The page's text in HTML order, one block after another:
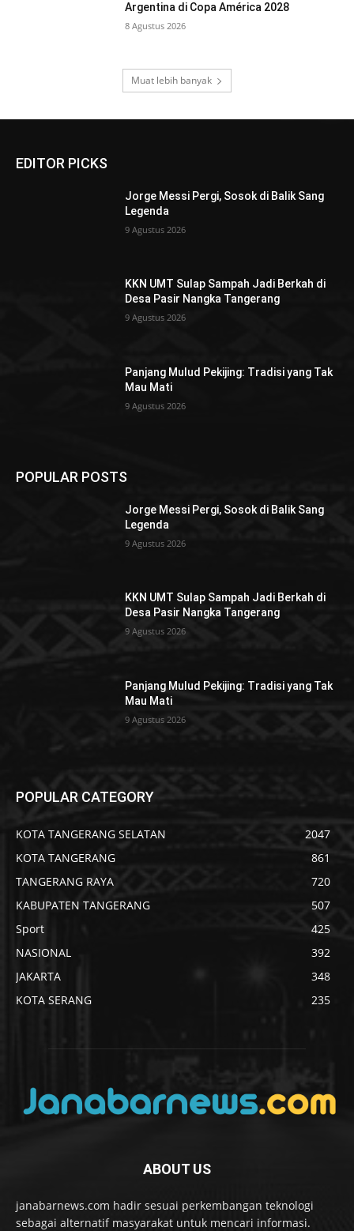
Argentina di Copa América 2028
8 Agustus 2026
Muat lebih banyak
EDITOR PICKS
Jorge Messi Pergi, Sosok di Balik Sang
Legenda
9 Agustus 2026
KKN UMT Sulap Sampah Jadi Berkah di
Desa Pasir Nangka Tangerang
9 Agustus 2026
Panjang Mulud Pekijing: Tradisi yang Tak
Mau Mati
9 Agustus 2026
POPULAR POSTS
Jorge Messi Pergi, Sosok di Balik Sang
Legenda
9 Agustus 2026
KKN UMT Sulap Sampah Jadi Berkah di
Desa Pasir Nangka Tangerang
9 Agustus 2026
Panjang Mulud Pekijing: Tradisi yang Tak
Mau Mati
9 Agustus 2026
POPULAR CATEGORY
KOTA TANGERANG SELATAN
2047
KOTA TANGERANG
861
TANGERANG RAYA
720
KABUPATEN TANGERANG
507
Sport
425
NASIONAL
392
JAKARTA
348
KOTA SERANG
235
ABOUT US
janabarnews.com hadir sesuai perkembangan teknologi
sebagai alternatif masyarakat untuk mencari informasi.